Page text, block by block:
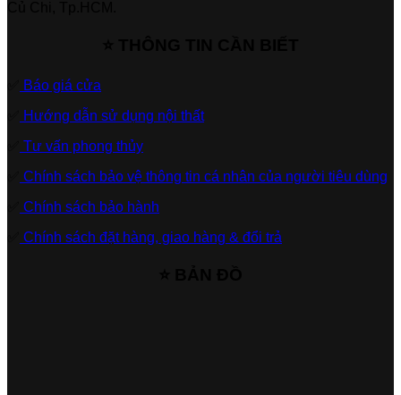
Báo giá cửa
Hướng dẫn sử dụng nội thất
Tư vấn phong thủy
Chính sách bảo vệ thông tin cá nhân của người tiêu dùng
Chính sách bảo hành
Chính sách đặt hàng, giao hàng & đổi trả